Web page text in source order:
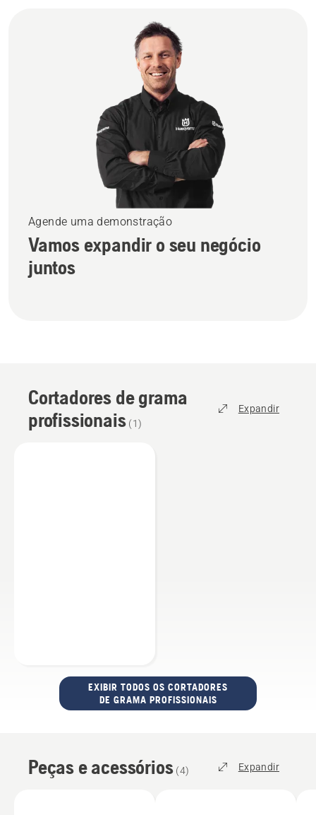
Agende uma demonstração
Vamos expandir o seu negócio
juntos
Cortadores de grama
profissionais (1)
Expandir
EXIBIR TODOS OS CORTADORES
DE GRAMA PROFISSIONAIS
Peças e acessórios (4) Expandir